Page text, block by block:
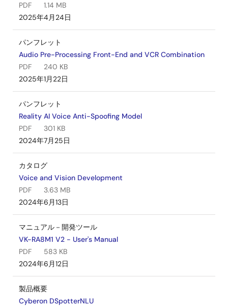
PDF
1.14 MB
2025年4月24日
パンフレット
Audio Pre-Processing Front-End and VCR Combination
PDF
240 KB
2025年1月22日
パンフレット
Reality AI Voice Anti-Spoofing Model
PDF
301 KB
2024年7月25日
カタログ
Voice and Vision Development
PDF
3.63 MB
2024年6月13日
マニュアル－開発ツール
VK-RA8M1 V2 - User's Manual
PDF
583 KB
2024年6月12日
製品概要
Cyberon DSpotterNLU